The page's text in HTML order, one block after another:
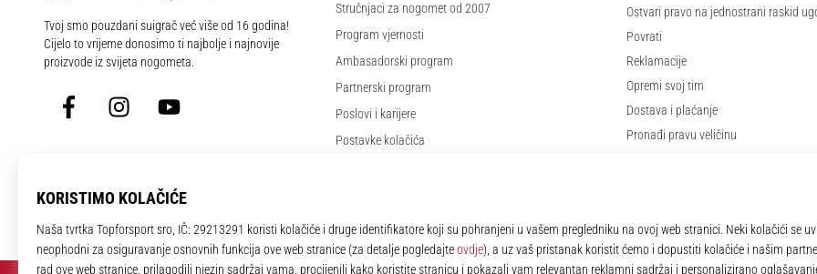
11teamsports.hr
Tvoj smo pouzdani suigrač već više od 16 godina!
Cijelo to vrijeme donosimo ti najbolje i najnovije
proizvode iz svijeta nogometa.
FacebookInstagramYouTube
Stručnjaci za nogomet od 2007
Program vjernosti
Ambasadorski program
Partnerski program
Poslovi i karijere
Postavke kolačića
Ostvari pravo na jednostrani raskid
Povrati
Reklamacije
Opremi svoj tim
Dostava i plaćanje
Pronađi pravu veličinu